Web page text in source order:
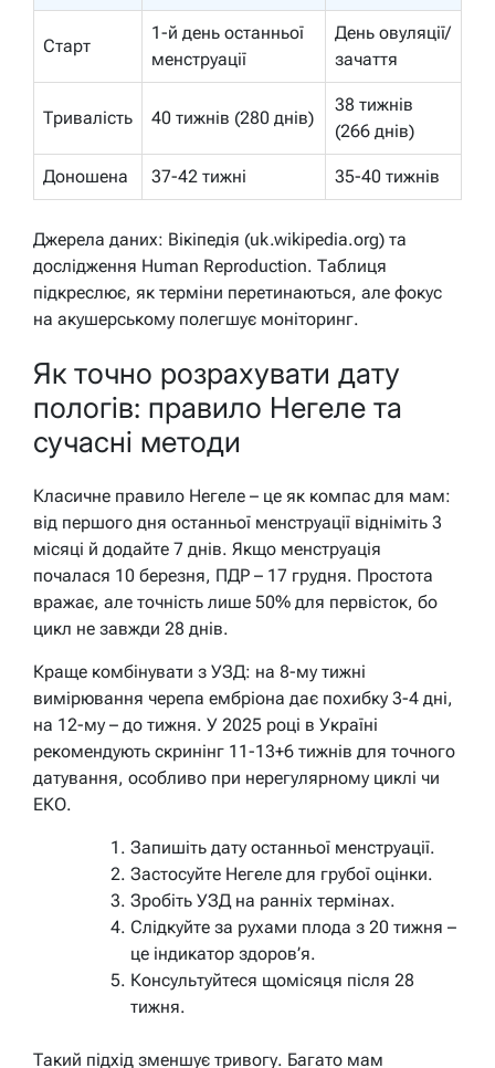
Старт
1-й день останньої
менструації
День овуляції/
зачаття
Тривалість 40 тижнів (280 днів)
38 тижнів
(266 днів)
Доношена 37-42 тижні 35-40 тижнів
Джерела даних: Вікіпедія (uk.wikipedia.org) та
дослідження Human Reproduction. Таблиця
підкреслює, як терміни перетинаються, але фокус
на акушерському полегшує моніторинг.
Як точно розрахувати дату
пологів: правило Негеле та
сучасні методи
Класичне правило Негеле – це як компас для мам:
від першого дня останньої менструації відніміть 3
місяці й додайте 7 днів. Якщо менструація
почалася 10 березня, ПДР – 17 грудня. Простота
вражає, але точність лише 50% для первісток, бо
цикл не завжди 28 днів.
Краще комбінувати з УЗД: на 8-му тижні
вимірювання черепа ембріона дає похибку 3-4 дні,
на 12-му – до тижня. У 2025 році в Україні
рекомендують скринінг 11-13+6 тижнів для точного
датування, особливо при нерегулярному циклі чи
ЕКО.
Запишіть дату останньої менструації.
Застосуйте Негеле для грубої оцінки.
Зробіть УЗД на ранніх термінах.
Слідкуйте за рухами плода з 20 тижня –
це індикатор здоров’я.
Консультуйтеся щомісяця після 28
тижня.
Такий підхід зменшує тривогу. Багато мам